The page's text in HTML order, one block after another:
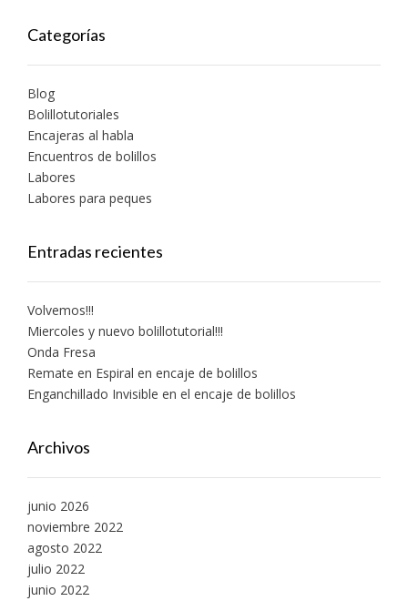
Categorías
Blog
Bolillotutoriales
Encajeras al habla
Encuentros de bolillos
Labores
Labores para peques
Entradas recientes
Volvemos!!!
Miercoles y nuevo bolillotutorial!!!
Onda Fresa
Remate en Espiral en encaje de bolillos
Enganchillado Invisible en el encaje de bolillos
Archivos
junio 2026
noviembre 2022
agosto 2022
julio 2022
junio 2022